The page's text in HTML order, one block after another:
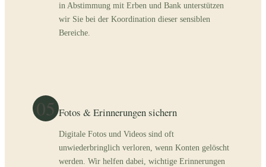
in Abstimmung mit Erben und Bank unterstützen
wir Sie bei der Koordination dieser sensiblen
Bereiche.
05 Fotos & Erinnerungen sichern
Digitale Fotos und Videos sind oft
unwiederbringlich verloren, wenn Konten gelöscht
werden. Wir helfen dabei, wichtige Erinnerungen